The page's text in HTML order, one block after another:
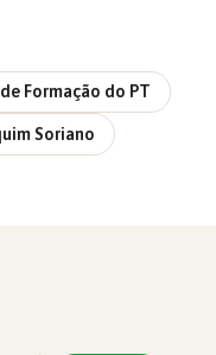
Formação do PT
Soriano